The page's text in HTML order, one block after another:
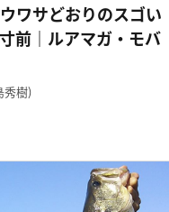
ワサどおりのスゴい
前｜ルアマガ・モバ
秀樹)